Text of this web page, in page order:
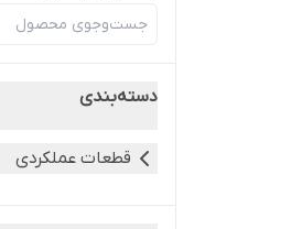
دسته‌بندی
قطعات عملکردی